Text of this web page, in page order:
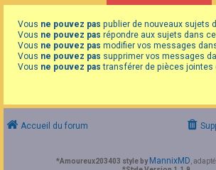
Vous ne pouvez pas publier de nouveaux sujets
Vous ne pouvez pas répondre aux sujets dans
Vous ne pouvez pas modifier vos messages
Vous ne pouvez pas supprimer vos messages
Vous ne pouvez pas transférer de pièces jointes
Accueil du forum
*Amoureux203403 style by MannixMD ,